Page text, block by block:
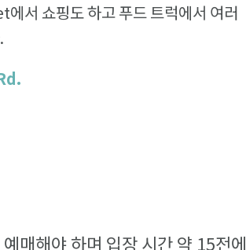
서 쇼핑도 하고 푸드 트럭에서 여러
매해야 하며 입장 시간 약 15전에